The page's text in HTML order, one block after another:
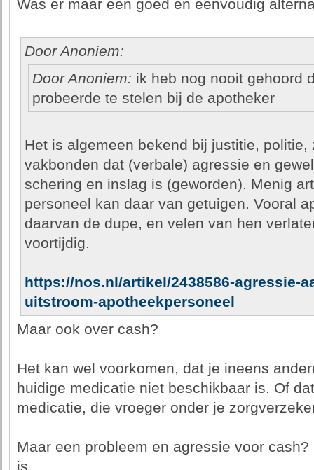
Was er maar een goed en eenvoudig
Door Anoniem:
Door Anoniem: ik heb nog nooit gehoord
probeerde te stelen bij de apotheker
Het is algemeen bekend bij justitie,
vakbonden dat (verbale) agressie en
schering en inslag is (geworden). Menig
personeel kan daar van getuigen. Vooral
daarvan de dupe, en velen van hen
voortijdig.
https://nos.nl/artikel/2438586-agressie-
uitstroom-apotheekpersoneel
Maar ook over cash?
Het kan wel voorkomen, dat je ineens
huidige medicatie niet beschikbaar is. Of
medicatie, die vroeger onder je
Maar een probleem en agressie voor
is.